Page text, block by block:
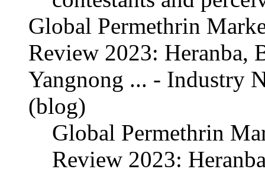
Global Permethrin
Review 2023: Heranba,
Yangnong ... - Industry
(blog)
Global Permethrin
Review 2023: